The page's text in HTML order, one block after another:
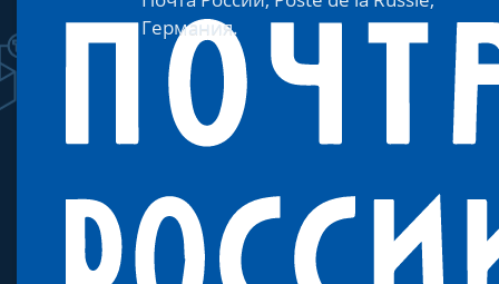
Германия.